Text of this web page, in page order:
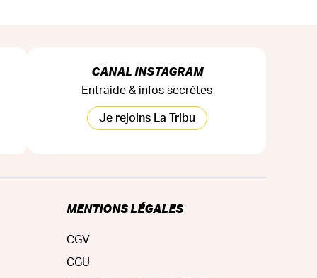
CANAL INSTAGRAM
Entraide & infos secrètes
Je rejoins La Tribu
MENTIONS LÉGALES
CGV
CGU